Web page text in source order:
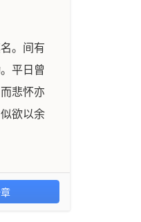
。间有
平日曾
悲怀亦
欲以余